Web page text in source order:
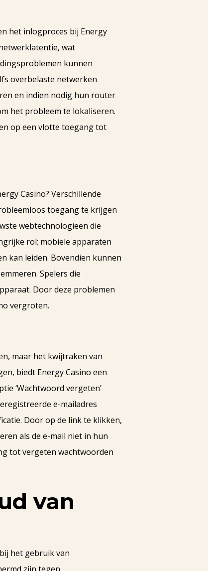
het inlogproces bij Energy
wat
kunnen
overbelaste netwerken
en indien nodig hun router
het probleem te lokaliseren.
op een vlotte toegang tot
Casino? Verschillende
toegang te krijgen
webtechnologieën die
rol; mobiele apparaten
kan leiden. Bovendien kunnen
Spelers die
Door deze problemen
vergroten.
maar het kwijtraken van
biedt Energy Casino een
‘Wachtwoord vergeten’
e-mailadres
Door op de link te klikken,
als de e-mail niet in hun
tot vergeten wachtwoorden
van
het gebruik van